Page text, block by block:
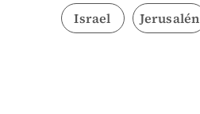
Israel Jerusalén